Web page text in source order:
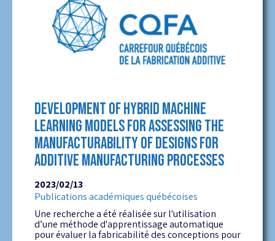
DEVELOPMENT OF HYBRID MACHINE
LEARNING MODELS FOR ASSESSING THE
MANUFACTURABILITY OF DESIGNS FOR
ADDITIVE MANUFACTURING PROCESSES
2023/02/13
Publications académiques québécoises
Une recherche a été réalisée sur l'utilisation
d’une méthode d'apprentissage automatique
pour évaluer la fabricabilité des conceptions pour